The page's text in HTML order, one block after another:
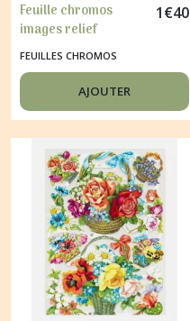
Feuille chromos
images relief
découpage collage
PAPILLON ET FLEUR
7143
1€40
FEUILLES CHROMOS
AJOUTER